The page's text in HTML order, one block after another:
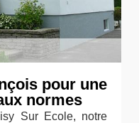
pour une
normes
Sur Ecole, notre